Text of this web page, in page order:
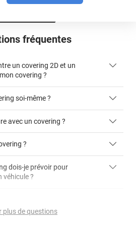
fréquentes
un covering 2D et un
covering ?
soi-même ?
avec un covering ?
?
2D
dois-je prévoir pour
véhicule ?
plus de questions